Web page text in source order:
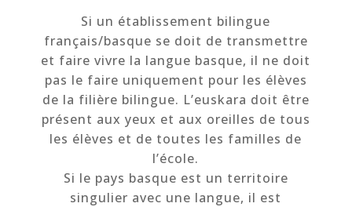
Si un établissement bilingue
français/basque se doit de transmettre
et faire vivre la langue basque, il ne doit
pas le faire uniquement pour les élèves
de la filière bilingue. L’euskara doit être
présent aux yeux et aux oreilles de tous
les élèves et de toutes les familles de
l’école.
Si le pays basque est un territoire
singulier avec une langue, il est